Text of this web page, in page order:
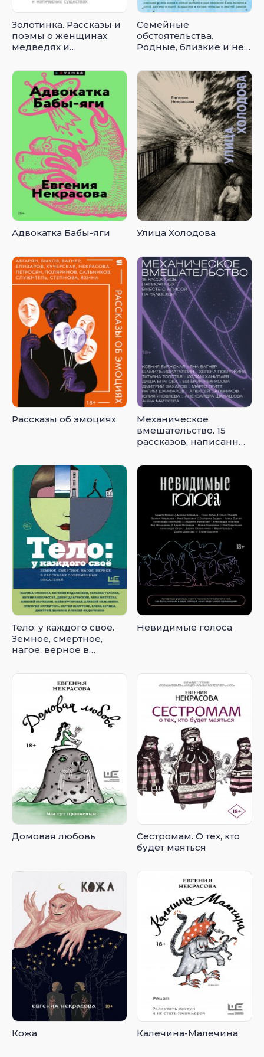
Золотинка. Рассказы и
поэмы о женщинах,
медведях и
Семейные
обстоятельства.
Родные, близкие и не
современных авторов
Адвокатка Бабы-яги Улица Холодова
Рассказы об эмоциях
Механическое
вмешательство. 15
рассказов, написанных
YandexGPT
Тело: у каждого своё.
Земное, смертное,
нагое, верное в
современных
писателей
Невидимые голоса
Домовая любовь
Сестромам. О тех, кто
будет маяться
Кожа Калечина-Малечина